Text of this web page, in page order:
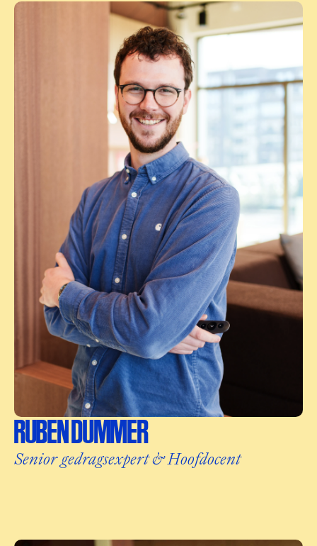
RUBEN DUMMER
Senior gedragsexpert & Hoofdocent